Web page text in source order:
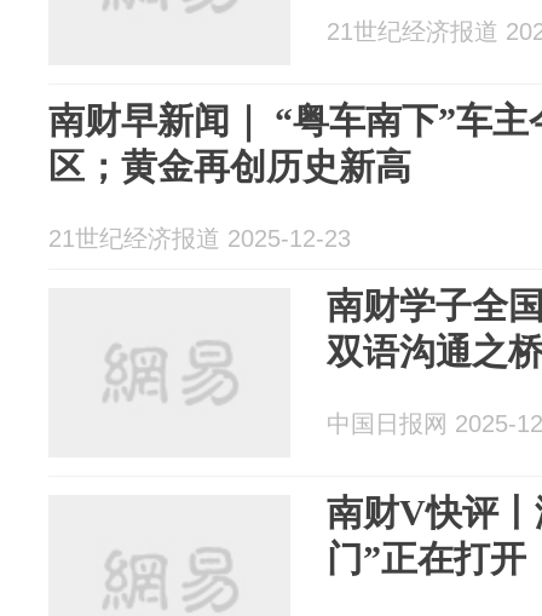
21世纪经济报道
南财早新闻｜ “粤车南下”车
区；黄金再创历史新高
21世纪经济报道 2025-12-23
南财学子全
双语沟通之
中国日报网 2025-
南财V快评
门”正在打开